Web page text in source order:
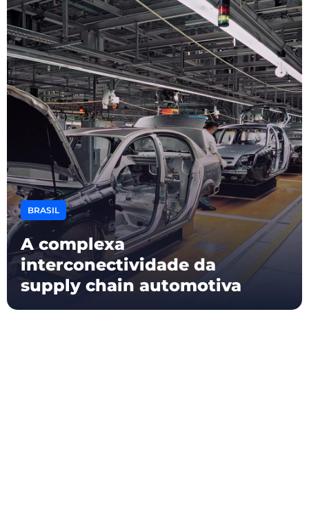
BRASIL
A complexa
interconectividade da
supply chain automotiva